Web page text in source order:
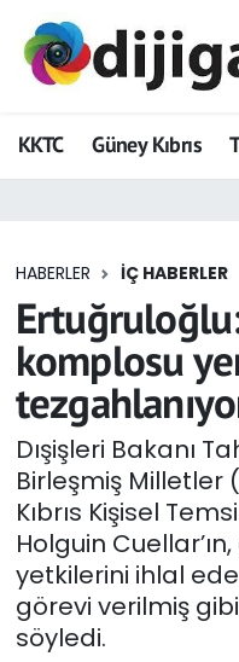
KKTC Güney Kıbrıs
HABERLER İÇ HABERLER
komplosu
Dışişleri Bakanı
Birleşmiş Milletler
Kıbrıs Kişisel
Holguin
yetkilerini ihlal
görevi verilmiş
söyledi.
ADVERTORIAL
Dijigazete
Eğitim
Ekonomi
Foto Galeri
GEZİ
Güncel
Gündem
KKTC
Hava Durumu
Trafik Durumu
Tüm Manşetler
Son Dakika
Haber Arşivi